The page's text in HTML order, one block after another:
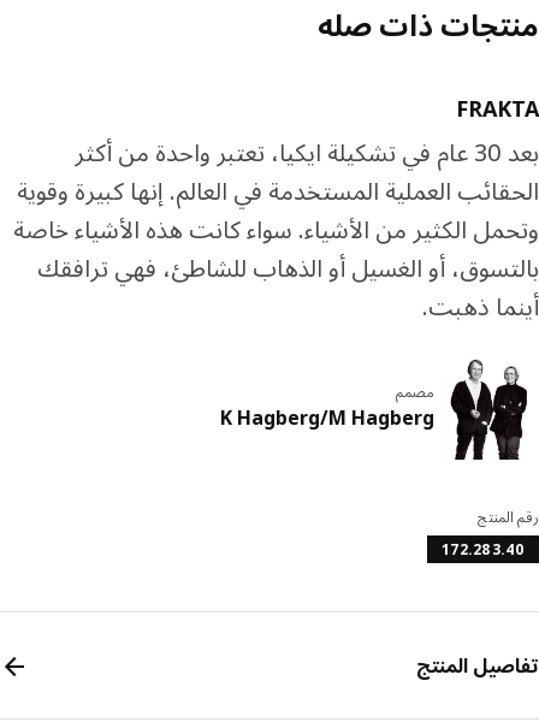
ذات صله
بعد 30 عام في تشكيلة ايكيا، تعتبر واحدة من أكثر
العملية المستخدمة في العالم. إنها كبيرة وقوية
الكثير من الأشياء. سواء كانت هذه الأشياء خاصة
أو الغسيل أو الذهاب للشاطئ، فهي ترافقك
ذهبت.
مصمم
K Hagberg/M Hagberg
المنتج